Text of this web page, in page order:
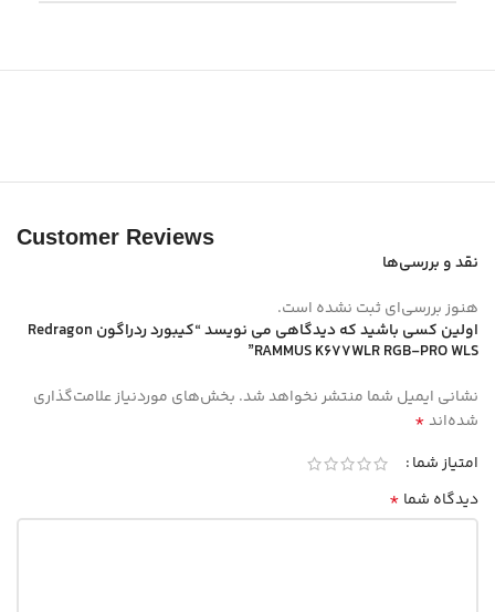
Customer Reviews
نقد و بررسی‌ها
هنوز بررسی‌ای ثبت نشده است.
اولین کسی باشید که دیدگاهی می نویسد “کیبورد ردراگون Redragon
RAMMUS K677WLR RGB-PRO WLS”
نشانی ایمیل شما منتشر نخواهد شد. بخش‌های موردنیاز علامت‌گذاری
شده‌اند*
امتیاز شما
دیدگاه شما *